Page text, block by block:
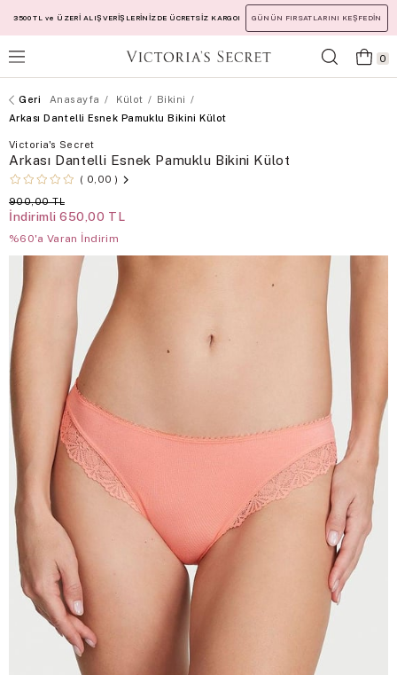
3500 TL ve ÜZERİ ALIŞVERİŞLERİNİZDE ÜCRETSİZ KARGO! GÜNÜN FIRSATLARINI KEŞFEDİN
0
Anasayfa Külot
Bikini
Arkası Dantelli Esnek Pamuklu Bikini Külot
Victoria's Secret
Arkası Dantelli Esnek Pamuklu Bikini Külot
0,00
900,00 TL
İndirimli 650,00 TL
%60'a Varan İndirim